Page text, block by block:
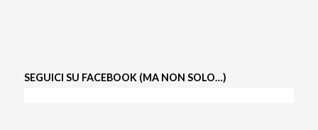
SEGUICI SU FACEBOOK (MA NON SOLO…)